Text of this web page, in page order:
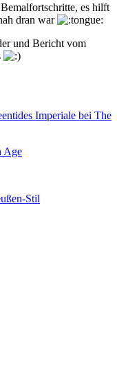
es hilft
dran war
und Bericht vom
Imperiale bei The
Age
Stil